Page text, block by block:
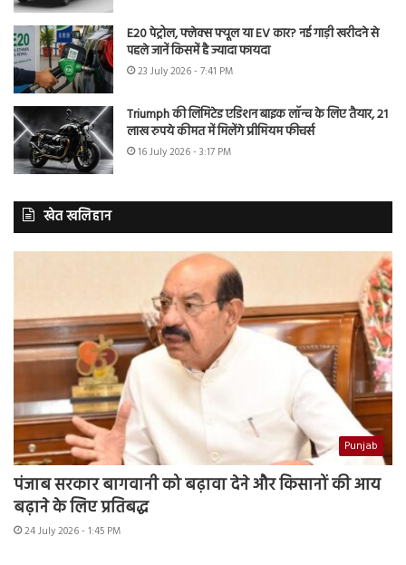
E20 पेट्रोल, फ्लेक्स फ्यूल या EV कार? नई गाड़ी खरीदने से
पहले जानें किसमें है ज्यादा फायदा
23 July 2026 - 7:41 PM
Triumph की लिमिटेड एडिशन बाइक लॉन्च के लिए तैयार, 21
लाख रुपये कीमत में मिलेंगे प्रीमियम फीचर्स
16 July 2026 - 3:17 PM
खेत खलिहान
Punjab
पंजाब सरकार बागवानी को बढ़ावा देने और किसानों की आय
बढ़ाने के लिए प्रतिबद्ध
24 July 2026 - 1:45 PM